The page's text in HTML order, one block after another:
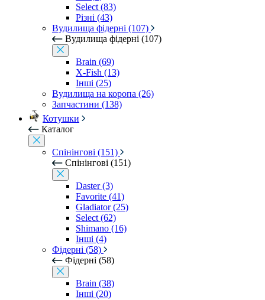
Select (83)
Різні (43)
Вудилища фідерні (107)
Вудилища фідерні (107)
Brain (69)
X-Fish (13)
Інші (25)
Вудилища на коропа (26)
Запчастини (138)
Котушки
Каталог
Спінінгові (151)
Спінінгові (151)
Daster (3)
Favorite (41)
Gladiator (25)
Select (62)
Shimano (16)
Інші (4)
Фідерні (58)
Фідерні (58)
Brain (38)
Інші (20)